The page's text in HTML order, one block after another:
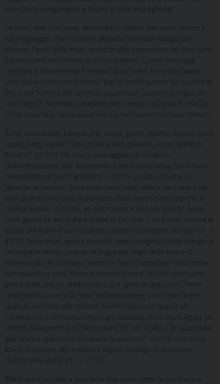
non sanno congiungersi e levarsi al cielo in preghiera”.
Le mani, abili o insicure, affusolate o callose che siano, hanno il
loro linguaggio, che ha come alfabeto l’ineffabile liturgia del
silenzio. I gesti delle mani, associati alle espressioni del viso, sono
più eloquenti dei termini di un vocabolario. Quanti messaggi
riescono a trasmettere! E le mani di un prete, le nostre palme,
unte dal vescovo con il crisma “per la santificazione del popolo di
Dio e per l’offerta del sacrificio eucaristico”, parlano la lingua dei
santi segni? Sembrano inadatte per compiti così grandi, ma Dio
“ci ha chiamato, senza alcun merito, nel numero dei suoi ministri”.
Sono mani alzate, benedicenti, stese, giunte, aperte, oppure sono
vuote, inerti, legate? Sono mani alzate quando, come quelle di
Mosè (cf.
17,8-16), non si sottraggono al compito
dell’intercessione, pur avvertendo il peso della fatica. Sono mani
benedicenti se fanno grondare il crisma su tutto ciò che lo
sguardo accarezza. Sono mani stese sulle offerte del pane e del
vino quando invocano la pienezza dello Spirito santo perché la
Chiesa diventi, “in Cristo, un solo corpo e un solo spirito”. Sono
mani giunte se ancorate a quelle di Dio che, “con il cavo, misura le
acque del mare e, con il palmo, calcola l’estensione dei cieli” (cf.
40,12). Sono mani aperte quando sanno porgersi senza indugio a
chiunque le tenda, usando la lingua dei segni delle opere di
misericordia. Al contrario, le nostre mani consacrate sono vuote
non quando a sera, “tirate le barche a terra”, le “reti” non hanno
preso nulla, ma se all’alba non ci si è spinti al largo con i “remi”
della meditazione e la “vela” dell’adorazione. Sono mani inerti
quando, incollate alla tastiera, hanno concesso spazio alle
connessioni e sottratto tempo alle relazioni. Sono mani legate se,
strette dalla pretesa di “farsi servire” (cf.
Mc
10,45) o di raccontare
alla sinistra quanto ha compiuto la destra (cf.
Mt
6,3), non sono
libere di lasciare alle impronte digitali l’obbligo di dichiarare:
“Siamo servi inutili” (cf.
17,10).
“Metti qui il tuo dito e guarda le mie mani; tendi la tua mano e